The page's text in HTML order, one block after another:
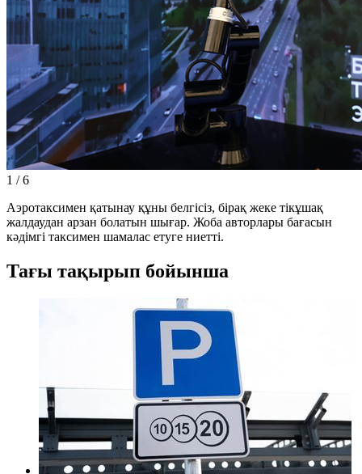
1 /6
Аэротаксимен қатынау құны белгісіз, бірақ жеке тікұшақ
жалдаудан арзан болатын шығар. Жоба авторлары бағасын
кәдімгі таксимен шамалас етуге ниетті.
Тағы тақырып бойынша